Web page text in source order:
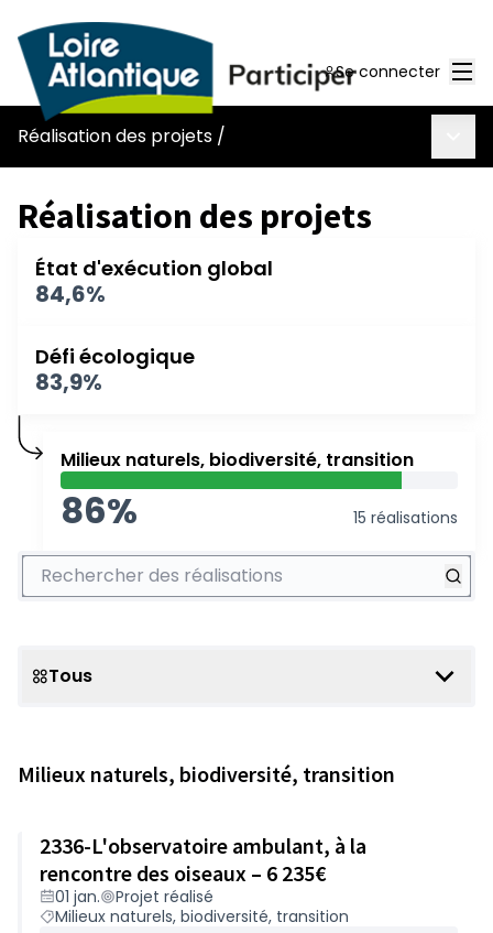
Se connecter
Réalisation des projets /
Réalisation des projets
État d'exécution global
84,6%
Défi écologique
83,9%
Milieux naturels, biodiversité, transition
86% 15 réalisations
Rechercher des réalisations
Scope
Tous
Milieux naturels, biodiversité, transition
2336-L'observatoire ambulant, à la
rencontre des oiseaux – 6 235€
01 jan.
Projet réalisé
Milieux naturels, biodiversité, transition